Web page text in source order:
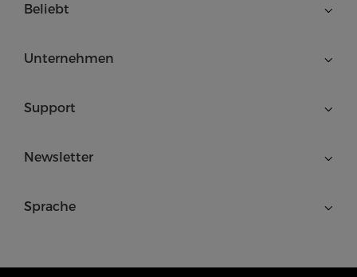
Beliebt
Unternehmen
Support
Newsletter
Sprache